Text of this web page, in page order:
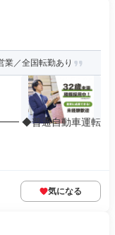
業／全国転勤あり
◆普通自動車運転
気になる